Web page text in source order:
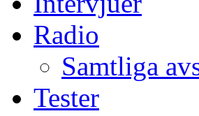
Radio
Samtliga
Tester